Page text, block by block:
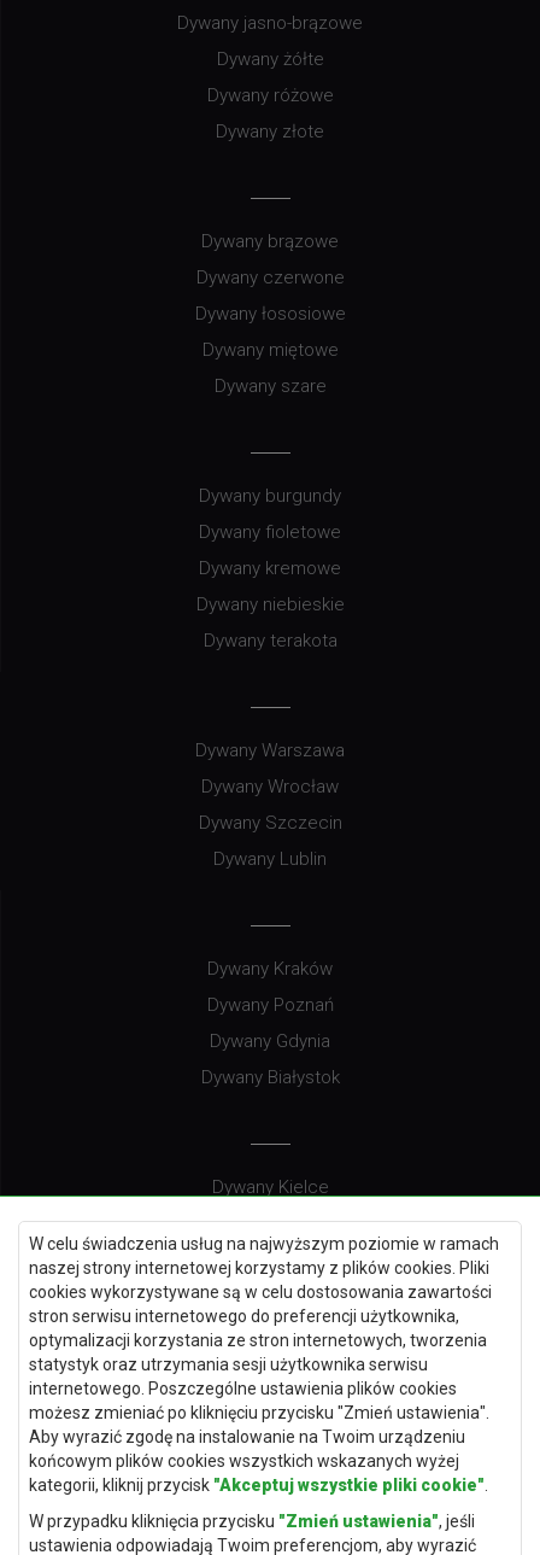
W celu świadczenia usług na najwyższym poziomie w ramach
naszej strony internetowej korzystamy z plików cookies. Pliki
cookies wykorzystywane są w celu dostosowania zawartości
stron serwisu internetowego do preferencji użytkownika,
optymalizacji korzystania ze stron internetowych, tworzenia
statystyk oraz utrzymania sesji użytkownika serwisu
internetowego. Poszczególne ustawienia plików cookies
możesz zmieniać po kliknięciu przycisku "Zmień ustawienia".
Aby wyrazić zgodę na instalowanie na Twoim urządzeniu
końcowym plików cookies wszystkich wskazanych wyżej
kategorii, kliknij przycisk "Akceptuj wszystkie pliki cookie"
W przypadku kliknięcia przycisku "Zmień ustawienia", jeśli
ustawienia odpowiadają Twoim preferencjom, aby wyrazić
Dywany jasno-brązowe
Dywany żółte
Dywany różowe
Dywany złote
Dywany brązowe
Dywany czerwone
Dywany łososiowe
Dywany miętowe
Dywany szare
Dywany burgundy
Dywany fioletowe
Dywany kremowe
Dywany niebieskie
Dywany terakota
Dywany Warszawa
Dywany Wrocław
Dywany Szczecin
Dywany Lublin
Dywany Kraków
Dywany Poznań
Dywany Gdynia
Dywany Białystok
Dywany Kielce
Dywany Gdańsk
Dywany Toruń
Dywany Bydgoszcz
Dywany Łódź
Dywany Katowice
Dywany Rzeszów
Dywany Częstochowa